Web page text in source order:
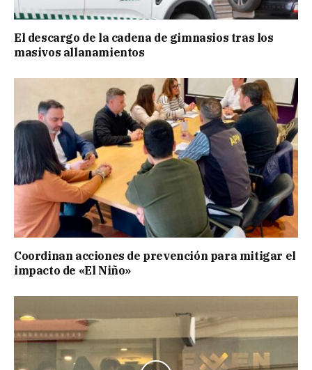
El descargo de la cadena de gimnasios tras los
masivos allanamientos
Coordinan acciones de prevención para mitigar el
impacto de «El Niño»